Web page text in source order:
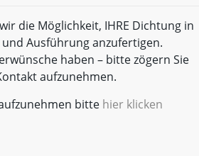
die Möglichkeit, IHRE Dichtung in
und Ausführung anzufertigen.
haben – bitte zögern Sie
aufzunehmen.
bitte hier klicken